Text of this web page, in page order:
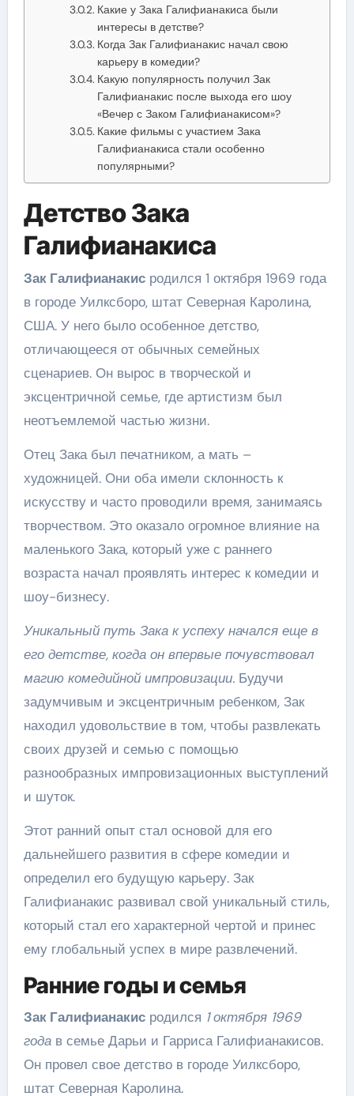
Какие у Зака Галифианакиса были
интересы в детстве?
Когда Зак Галифианакис начал свою
карьеру в комедии?
Какую популярность получил Зак
Галифианакис после выхода его шоу
«Вечер с Заком Галифианакисом»?
Какие фильмы с участием Зака
Галифианакиса стали особенно
популярными?
Детство Зака
Галифианакиса
Зак Галифианакисродился 1 октября 1969 года
в городе Уилксборо, штат Северная Каролина,
США. У него было особенное детство,
отличающееся от обычных семейных
сценариев. Он вырос в творческой и
эксцентричной семье, где артистизм был
неотъемлемой частью жизни.
Отец Зака был печатником, а мать –
художницей. Они оба имели склонность к
искусству и часто проводили время, занимаясь
творчеством. Это оказало огромное влияние на
маленького Зака, который уже с раннего
возраста начал проявлять интерес к комедии и
шоу-бизнесу.
Уникальный путь Зака к успеху начался еще в
его детстве, когда он впервые почувствовал
магию комедийной импровизации.Будучи
задумчивым и эксцентричным ребенком, Зак
находил удовольствие в том, чтобы развлекать
своих друзей и семью с помощью
разнообразных импровизационных выступлений
и шуток.
Этот ранний опыт стал основой для его
дальнейшего развития в сфере комедии и
определил его будущую карьеру. Зак
Галифианакис развивал свой уникальный стиль,
который стал его характерной чертой и принес
ему глобальный успех в мире развлечений.
Ранние годы и семья
Зак Галифианакисродился 1 октября 1969
годав семье Дарьи и Гарриса Галифианакисов.
Он провел свое детство в городе Уилксборо,
штат Северная Каролина.